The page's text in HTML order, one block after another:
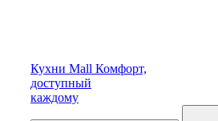
Кухни Mall Комфорт,
доступный
каждому